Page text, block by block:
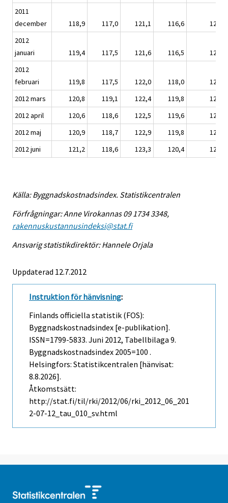
2011
december
118,9 117,0 121,1 116,6
120,2
2012
januari
119,4 117,5 121,6 116,5
120,5
2012
februari
119,8 117,5 122,0 118,0
120,9
2012 mars
120,8 119,1 122,4 119,8
121,9
2012 april
120,6 118,6 122,5 119,6
121,8
2012 maj
120,9 118,7 122,9 119,8
122,0
2012 juni
121,2 118,6 123,3 120,4 122,2
Källa: Byggnadskostnadsindex. Statistikcentralen
Förfrågningar: Anne Virokannas 09 1734 3348,
rakennuskustannusindeksi@stat.fi
Ansvarig statistikdirektör: Hannele Orjala
Uppdaterad 12.7.2012
Instruktion för hänvisning:
Finlands officiella statistik (FOS):
Byggnadskostnadsindex [e-publikation].
ISSN=1799-5833. Juni 2012, Tabellbilaga 9.
Byggnadskostnadsindex 2005=100 .
Helsingfors: Statistikcentralen [hänvisat:
8.8.2026].
Åtkomstsätt:
http://stat.fi/til/rki/2012/06/rki_2012_06_201
2-07-12_tau_010_sv.html